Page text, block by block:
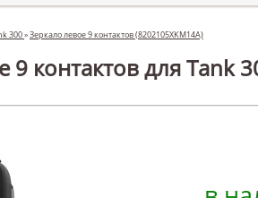
300»Зеркало левое 9 контактов (8202105XKM14A)
9 контактов для Tank